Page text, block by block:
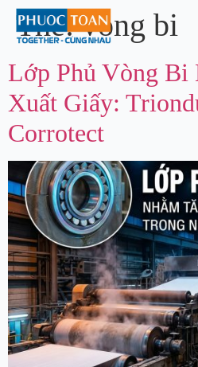
Thẻ:vòng bi
Lớp Phủ Vòng Bi
Xuất Giấy:
Corrotect